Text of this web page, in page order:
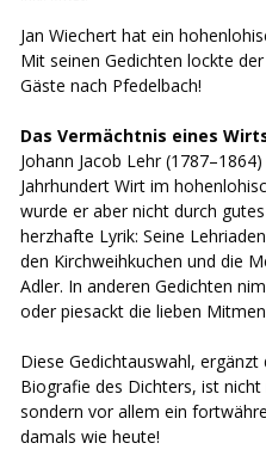
Jan Wiechert hat ein
Mit seinen Gedichten lockte
Gäste nach Pfedelbach!
Das Vermächtnis eines
Johann Jacob Lehr
Jahrhundert Wirt im
wurde er aber nicht durch
herzhafte Lyrik: Seine
den Kirchweihkuchen und die
Adler. In anderen Gedichten
oder piesackt die lieben
Diese Gedichtauswahl,
Biografie des Dichters, ist
sondern vor allem ein
damals wie heute!